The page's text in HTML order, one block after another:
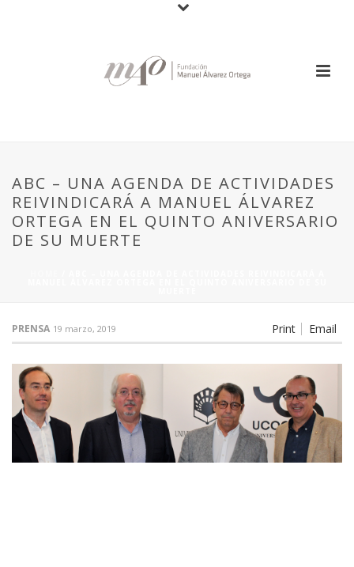
ABC – UNA AGENDA DE ACTIVIDADES
REIVINDICARÁ A MANUEL ÁLVAREZ
ORTEGA EN EL QUINTO ANIVERSARIO
DE SU MUERTE
Print Email
PRENSA 19 marzo, 2019